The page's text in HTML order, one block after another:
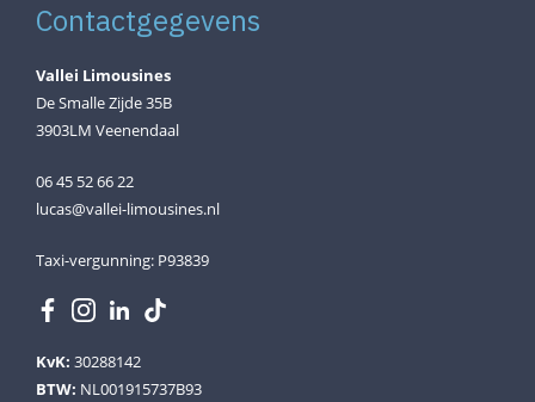
Contactgegevens
Vallei Limousines
De Smalle Zijde 35B
3903LM Veenendaal
06 45 52 66 22
lucas@vallei-limousines.nl
Taxi-vergunning: P93839
KvK: 30288142
BTW: NL001915737B93